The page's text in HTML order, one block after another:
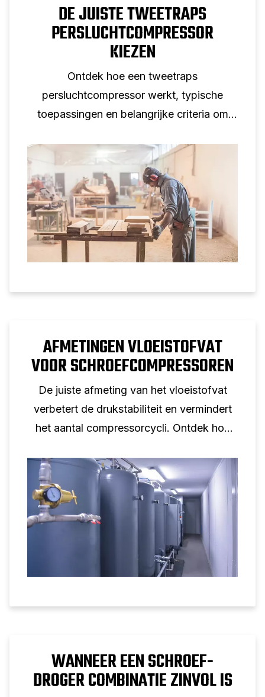
DE JUISTE TWEETRAPS
PERSLUCHTCOMPRESSOR
KIEZEN
Ontdek hoe een tweetraps
persluchtcompressor werkt, typische
toepassingen en belangrijke criteria om
van een tweetraps zuigercompressor voor
professioneel gebruik.
AFMETINGEN VLOEISTOFVAT
VOOR SCHROEFCOMPRESSOREN
De juiste afmeting van het vloeistofvat
verbetert de drukstabiliteit en vermindert
het aantal compressorcycli. Ontdek hoe
schroefcompressor ondersteunt.
WANNEER EEN SCHROEF-
DROGER COMBINATIE ZINVOL IS